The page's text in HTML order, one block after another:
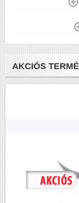
AKCIÓS